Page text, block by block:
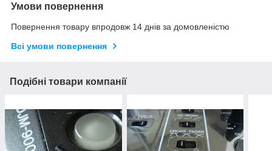
Умови повернення
Повернення товару впродовж 14 днів за домовленістю
Всі умови повернення
Подібні товари компанії